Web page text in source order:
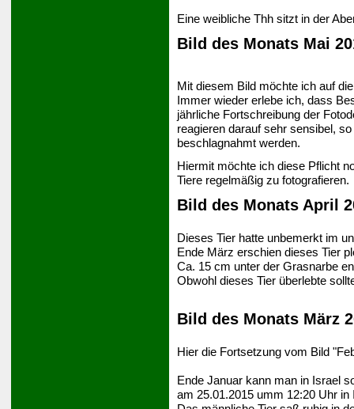
Eine weibliche Thh sitzt in der
Bild des Monats Mai
Mit diesem Bild möchte ich auf
Immer wieder erlebe ich, dass
jährliche Fortschreibung der
reagieren darauf sehr sensibel,
beschlagnahmt werden.
Hiermit möchte ich diese Pflicht
Tiere regelmäßig zu fotografieren.
Bild des Monats April
Dieses Tier hatte unbemerkt im
Ende März erschien dieses Tier
Ca. 15 cm unter der Grasnarbe
Obwohl dieses Tier überlebte
Bild des Monats März
Hier die Fortsetzung vom Bild
Ende Januar kann man in Israel
am 25.01.2015 umm 12:20 Uhr